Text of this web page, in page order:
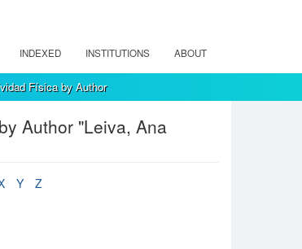
INDEXED INSTITUTIONS ABOUT
Física by Author
Author "Leiva, Ana
Y
Z